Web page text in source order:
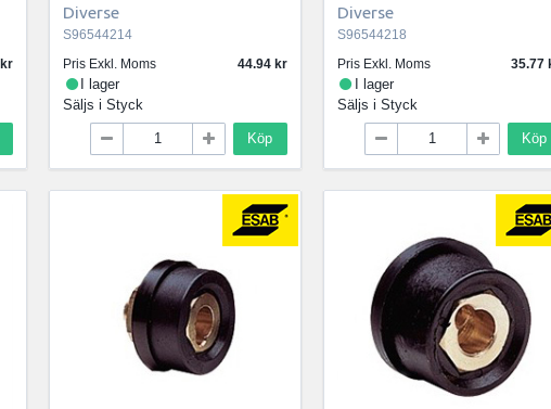
Diverse
S96544214
Pris Exkl. Moms
44.94
I lager
Säljs i Styck
Köp
Diverse
S96544218
Pris Exkl. Moms
35.77
I lager
Säljs i Styck
Köp